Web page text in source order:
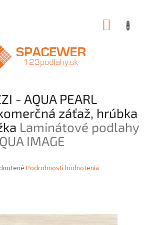
- AQUA PEARL
záťaž, hrúbka
Laminátové podlahy
IMAGE
Podrobnosti hodnotenia